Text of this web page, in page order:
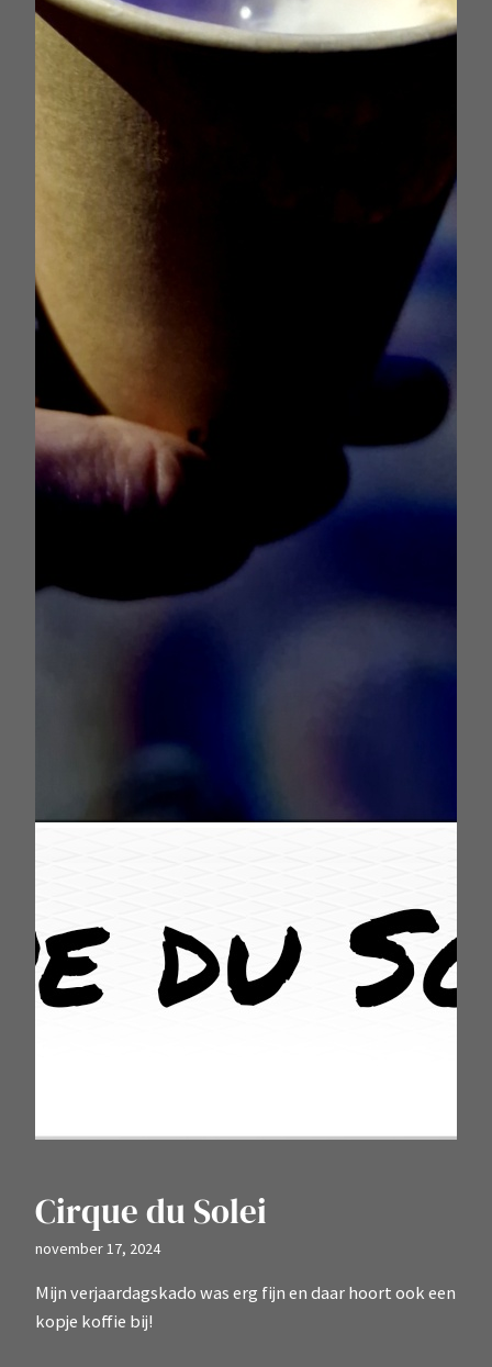
Cirque du Solei
november 17, 2024
Mijn verjaardagskado was erg fijn en daar hoort ook een
kopje koffie bij!